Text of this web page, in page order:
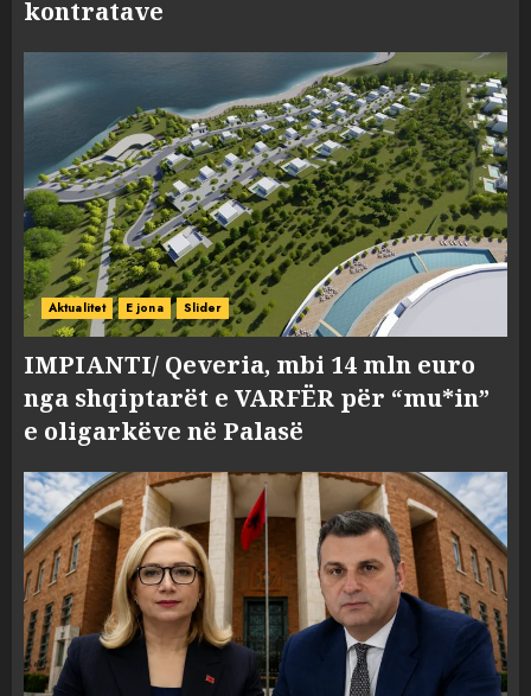
kontratave
Aktualitet E jona Slider
IMPIANTI/ Qeveria, mbi 14 mln euro
nga shqiptarët e VARFËR për “mu*in”
e oligarkëve në Palasë